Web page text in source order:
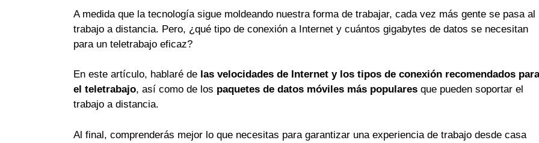
A medida que la tecnología sigue moldeando nuestra forma de trabajar, cada vez más gente se pasa al
trabajo a distancia. Pero, ¿qué tipo de conexión a Internet y cuántos gigabytes de datos se necesitan
para un teletrabajo eficaz?
En este artículo, hablaré de las velocidades de Internet y los tipos de conexión recomendados para
el teletrabajo, así como de los paquetes de datos móviles más populares que pueden soportar el
trabajo a distancia.
Al final, comprenderás mejor lo que necesitas para garantizar una experiencia de trabajo desde casa